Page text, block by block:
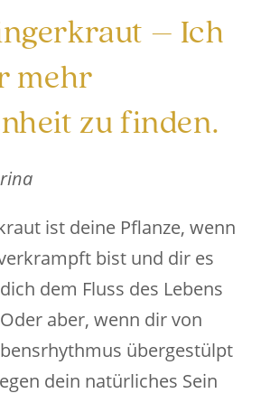
– Ich
mehr
zu finden.
ist deine Pflanze, wenn
bist und dir es
dem Fluss des Lebens
aber, wenn dir von
übergestülpt
dein natürliches Sein